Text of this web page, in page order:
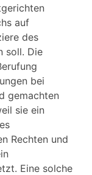
auf
des
soll. Die
bei
gemachten
sie ein
Rechten und
Eine solche